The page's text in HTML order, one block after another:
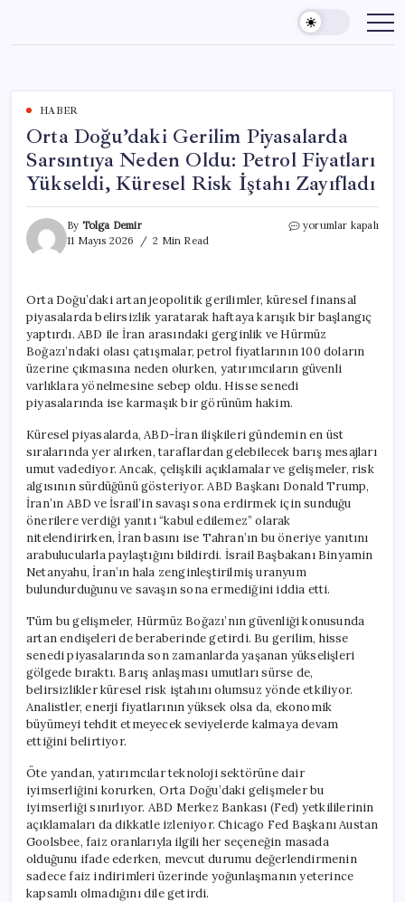
content
HABER
Orta Doğu’daki Gerilim Piyasalarda
Sarsıntıya Neden Oldu: Petrol Fiyatları
Yükseldi, Küresel Risk İştahı Zayıfladı
By Tolga Demir
11 Mayıs 2026
2 Min Read
Orta
Neden
Oldu:
Petrol
Fiyatları
Yükseldi,
Küresel
için
yorumlar kapalı
Orta Doğu’daki artan jeopolitik gerilimler, küresel finansal
piyasalarda belirsizlik yaratarak haftaya karışık bir başlangıç
yaptırdı. ABD ile İran arasındaki gerginlik ve Hürmüz
Boğazı’ndaki olası çatışmalar, petrol fiyatlarının 100 doların
üzerine çıkmasına neden olurken, yatırımcıların güvenli
varlıklara yönelmesine sebep oldu. Hisse senedi
piyasalarında ise karmaşık bir görünüm hakim.
Küresel piyasalarda, ABD-İran ilişkileri gündemin en üst
sıralarında yer alırken, taraflardan gelebilecek barış mesajları
umut vadediyor. Ancak, çelişkili açıklamalar ve gelişmeler, risk
algısının sürdüğünü gösteriyor. ABD Başkanı Donald Trump,
İran’ın ABD ve İsrail’in savaşı sona erdirmek için sunduğu
önerilere verdiği yanıtı “kabul edilemez” olarak
nitelendirirken, İran basını ise Tahran’ın bu öneriye yanıtını
arabulucularla paylaştığını bildirdi. İsrail Başbakanı Binyamin
Netanyahu, İran’ın hala zenginleştirilmiş uranyum
bulundurduğunu ve savaşın sona ermediğini iddia etti.
Tüm bu gelişmeler, Hürmüz Boğazı’nın güvenliği konusunda
artan endişeleri de beraberinde getirdi. Bu gerilim, hisse
senedi piyasalarında son zamanlarda yaşanan yükselişleri
gölgede bıraktı. Barış anlaşması umutları sürse de,
belirsizlikler küresel risk iştahını olumsuz yönde etkiliyor.
Analistler, enerji fiyatlarının yüksek olsa da, ekonomik
büyümeyi tehdit etmeyecek seviyelerde kalmaya devam
ettiğini belirtiyor.
Öte yandan, yatırımcılar teknoloji sektörüne dair
iyimserliğini korurken, Orta Doğu’daki gelişmeler bu
iyimserliği sınırlıyor. ABD Merkez Bankası (Fed) yetkililerinin
açıklamaları da dikkatle izleniyor. Chicago Fed Başkanı Austan
Goolsbee, faiz oranlarıyla ilgili her seçeneğin masada
olduğunu ifade ederken, mevcut durumu değerlendirmenin
sadece faiz indirimleri üzerinde yoğunlaşmanın yeterince
kapsamlı olmadığını dile getirdi.